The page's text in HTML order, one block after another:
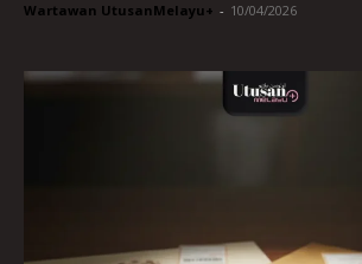
Wartawan UtusanMelayu+ - 10/04/2026